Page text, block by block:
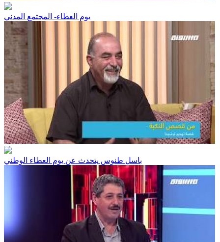
يوم العطاء- المجتمع المدني
باسل طنوس يتحدث عن يوم العطاء الوطني